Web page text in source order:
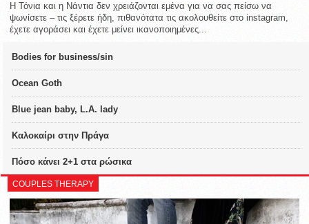
Η Τόνια και η Νάντια δεν χρειάζονται εμένα για να σας πείσω να
ψωνίσετε – τις ξέρετε ήδη, πιθανότατα τις ακολουθείτε στο instagram,
έχετε αγοράσει και έχετε μείνει ικανοποιημένες...
Bodies for business/sin
Ocean Goth
Blue jean baby, L.A. lady
Καλοκαίρι στην Πράγα
Πόσο κάνει 2+1 στα ρώσικα
COUPLES THERAPY